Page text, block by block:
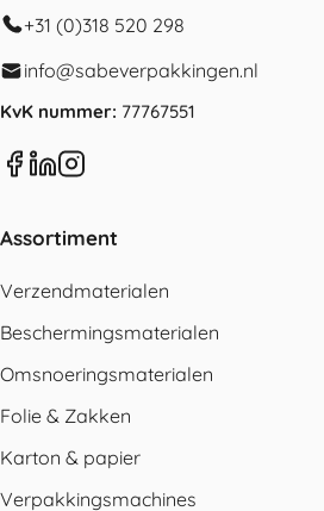
+31 (0)318 520 298
info@sabeverpakkingen.nl
KvK nummer: 77767551
Assortiment
Verzendmaterialen
Beschermingsmaterialen
Omsnoeringsmaterialen
Folie & Zakken
Karton & papier
Verpakkingsmachines